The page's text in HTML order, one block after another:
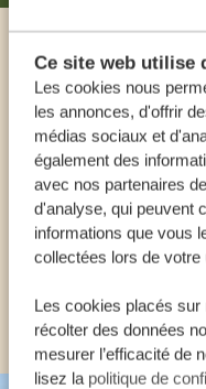
Ce site web utilise
Les cookies nous
les annonces, d'offrir
médias sociaux et
également des
avec nos partenaires
d'analyse, qui peuvent
informations que vous
collectées lors de
Les cookies placés
récolter des données
mesurer l’efficacité de
lisez la politique de
NOS
FR: